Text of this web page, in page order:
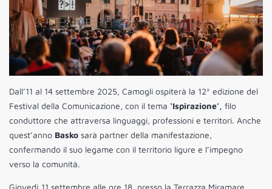
Dall’11 al 14 settembre 2025, Camogli ospiterà la 12ª edizione del
Festival della Comunicazione, con il tema ‘Ispirazione’, filo
conduttore che attraversa linguaggi, professioni e territori. Anche
quest’anno Basko sarà partner della manifestazione,
confermando il suo legame con il territorio ligure e l’impegno
verso la comunità.
Giovedì 11 settembre alle ore 18, presso la Terrazza Miramare,